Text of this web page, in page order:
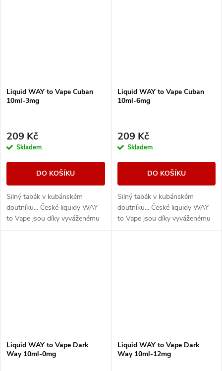
Liquid WAY to Vape Cuban
10ml-3mg
209 Kč
Skladem
DO KOŠÍKU
Silný tabák v kubánském
doutníku... České liquidy WAY
to Vape jsou díky vyváženému
poměru složek 50PG/50VG
Liquid WAY to Vape Cuban
10ml-6mg
209 Kč
Skladem
DO KOŠÍKU
Silný tabák v kubánském
doutníku... České liquidy WAY
to Vape jsou díky vyváženému
poměru složek 50PG/50VG
Liquid WAY to Vape Dark
Way 10ml-0mg
Liquid WAY to Vape Dark
Way 10ml-12mg